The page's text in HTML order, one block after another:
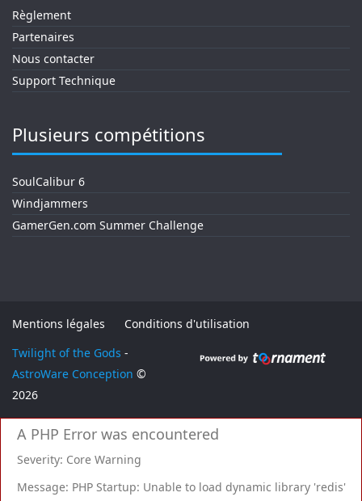
Règlement
Partenaires
Nous contacter
Support Technique
Plusieurs compétitions
SoulCalibur 6
Windjammers
GamerGen.com Summer Challenge
Mentions légales
Conditions d'utilisation
Twilight of the Gods -
AstroWare Conception ©
2026
A PHP Error was encountered
Severity: Core Warning
Message: PHP Startup: Unable to load dynamic library 'redis'